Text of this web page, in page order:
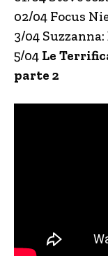
02/04 Focus
3/04
5/04 Le
parte 2